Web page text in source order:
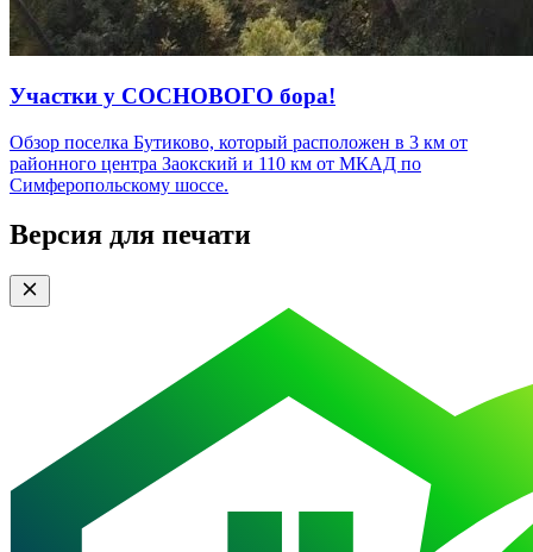
Участки у СОСНОВОГО бора!
Обзор поселка Бутиково, который расположен в 3 км от
районного центра Заокский и 110 км от МКАД по
Симферопольскому шоссе.
Версия для печати